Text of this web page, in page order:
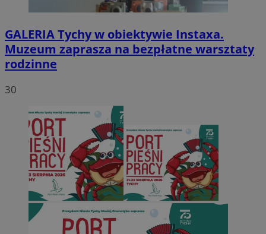
GALERIATychy w obiektywie Instaxa.
Muzeum zaprasza na bezpłatne warsztaty
rodzinne
30